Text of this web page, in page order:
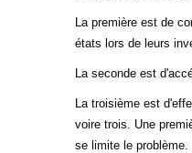
La première est de
états lors de leurs
La seconde est
La troisième est
voire trois. Une
se limite le